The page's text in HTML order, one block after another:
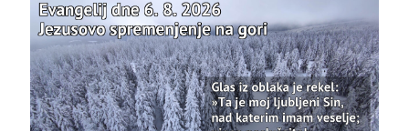
Photo
View on Facebook · Share
Bazilika Matere Usmiljenja updated their
status.
1 years ago